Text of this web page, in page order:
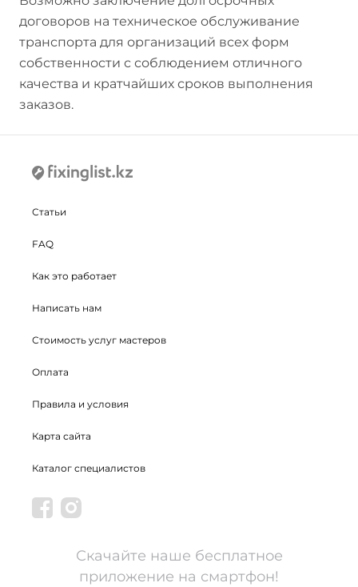
договоров на техническое обслуживание
транспорта для организаций всех форм
собственности с соблюдением отличного
качества и кратчайших сроков выполнения
заказов.
Статьи
FAQ
Как это работает
Написать нам
Стоимость услуг мастеров
Оплата
Правила и условия
Карта сайта
Каталог специалистов
Скачайте наше бесплатное
приложение на смартфон!